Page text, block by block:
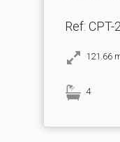
Ref: CPT-
121.66
4